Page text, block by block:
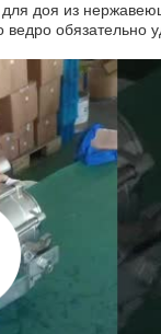
доя из
обязательно